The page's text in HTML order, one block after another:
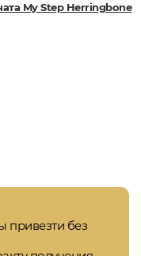
My Step Herringbone
привезти без